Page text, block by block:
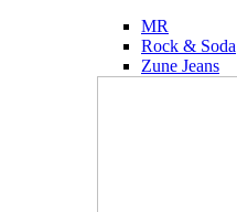
MR
Rock & Soda
Zune Jeans